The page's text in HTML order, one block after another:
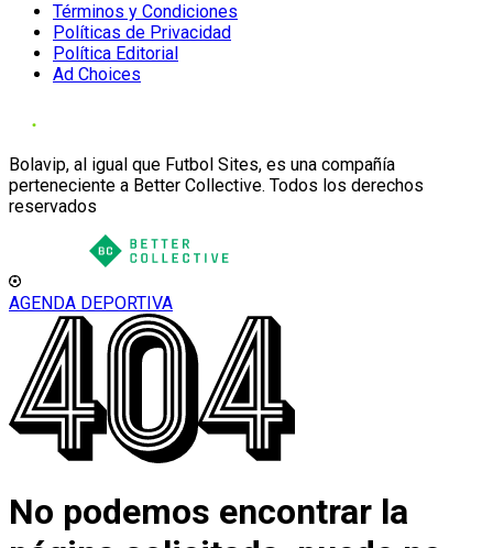
Términos y Condiciones
Políticas de Privacidad
Política Editorial
Ad Choices
Bolavip, al igual que Futbol Sites, es una compañía
perteneciente a Better Collective. Todos los derechos
reservados
AGENDA DEPORTIVA
No podemos encontrar la